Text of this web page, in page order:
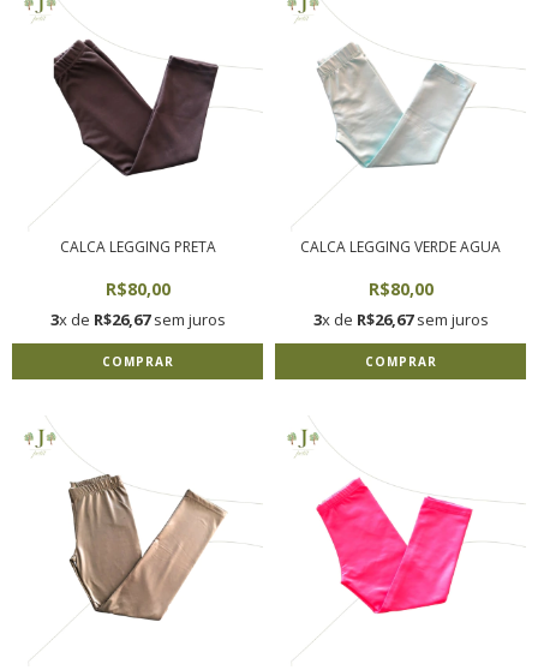
CALCA LEGGING PRETA
R$80,00
3x de R$26,67sem juros
COMPRAR
CALCA LEGGING VERDE AGUA
R$80,00
3x de R$26,67sem juros
COMPRAR